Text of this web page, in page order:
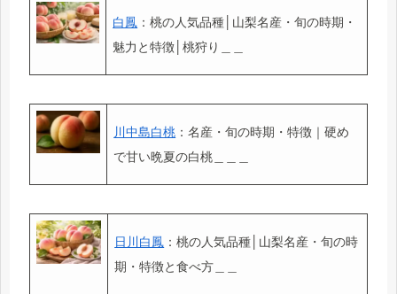
白鳳 ：桃の人気品種│山梨名産・旬の時期・
魅力と特徴│桃狩り＿＿
川中島白桃 ：名産・旬の時期・特徴｜硬め
で甘い晩夏の白桃＿＿＿
日川白鳳 ：桃の人気品種│山梨名産・旬の時
期・特徴と食べ方＿＿